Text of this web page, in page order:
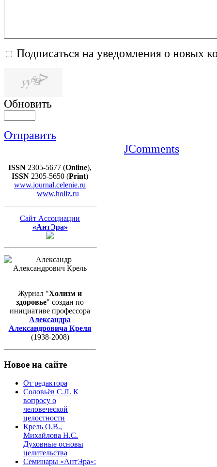
Подписаться на уведомления о новых
Обновить
Отправить
JComments
ISSN 2305-5677 (Online),
ISSN 2305-5650 (Print)
www.journal.celenie.ru
www.holiz.ru
Сайт Ассоциации
«АнтЭра»
Журнал "Холизм и
здоровье" создан по
инициативе профессора
Александра
Александровича Креля
(1938-2008)
Новое на сайте
От редактора
Соловьёв С.Л. К
вопросу о
человеческой
целостности
Крель О.В.,
Михайлова Н.С.
Духовные основы
целительства
Семинары «АнтЭра»: